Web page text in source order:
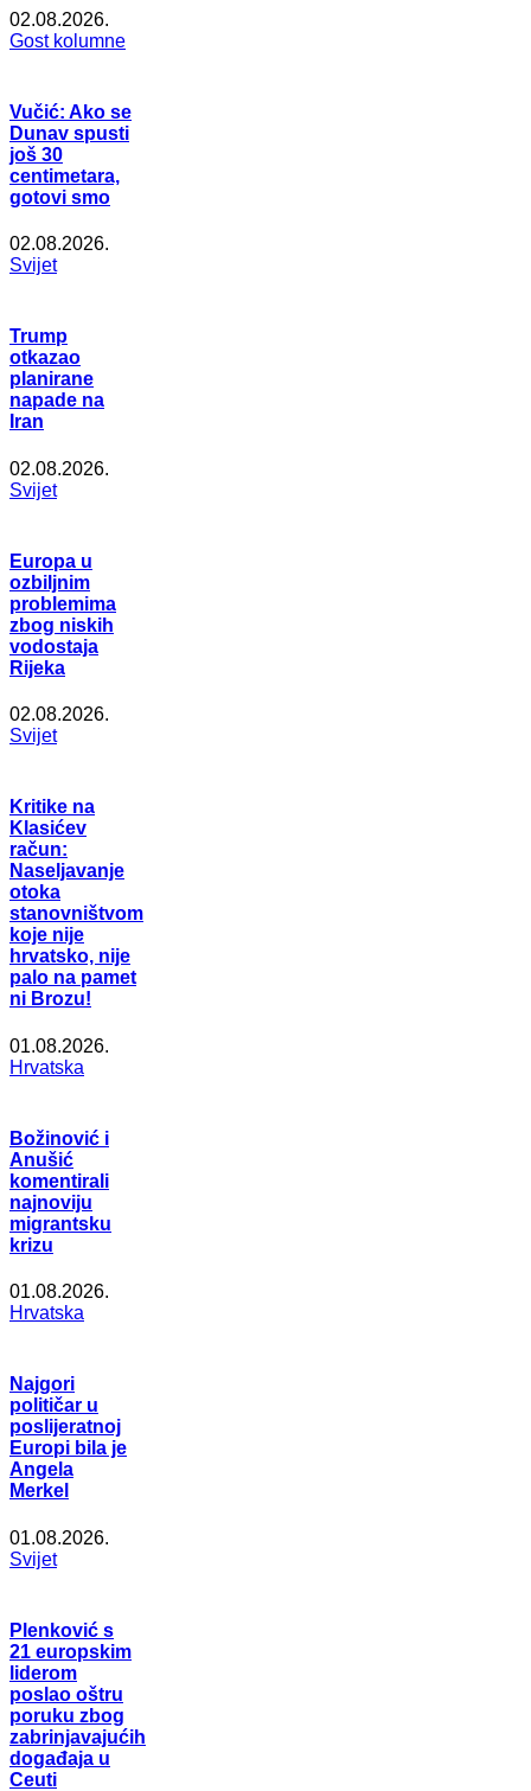
02.08.2026.
Gost kolumne
Vučić: Ako se
Dunav spusti
još 30
centimetara,
gotovi smo
02.08.2026.
Svijet
Trump
otkazao
planirane
napade na
Iran
02.08.2026.
Svijet
Europa u
ozbiljnim
problemima
zbog niskih
vodostaja
Rijeka
02.08.2026.
Svijet
Kritike na
Klasićev
račun:
Naseljavanje
otoka
stanovništvom
koje nije
hrvatsko, nije
palo na pamet
ni Brozu!
01.08.2026.
Hrvatska
Božinović i
Anušić
komentirali
najnoviju
migrantsku
krizu
01.08.2026.
Hrvatska
Najgori
političar u
poslijeratnoj
Europi bila je
Angela
Merkel
01.08.2026.
Svijet
Plenković s
21 europskim
liderom
poslao oštru
poruku zbog
zabrinjavajućih
događaja u
Ceuti